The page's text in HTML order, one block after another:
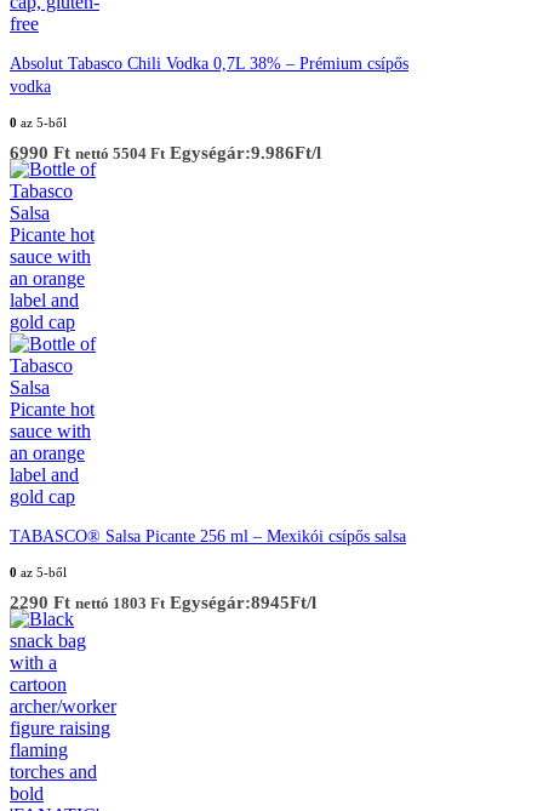
Absolut Tabasco Chili Vodka 0,7L 38% – Prémium csípős
vodka
0 az 5-ből
6990 Ft nettó 5504 Ft Egységár:9.986Ft/l
TABASCO® Salsa Picante 256 ml – Mexikói csípős salsa
0 az 5-ből
2290 Ft nettó 1803 Ft Egységár:8945Ft/l